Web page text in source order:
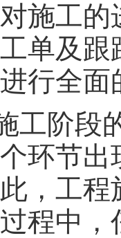
施工的
单及
行全
工阶段
环节出
，工
程中